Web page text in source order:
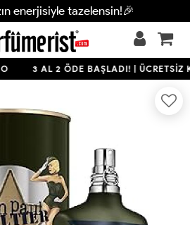
enerjisiyle tazelensin!🎉
3 AL 2 ÖDE BAŞLADI! | ÜCRETSİZ